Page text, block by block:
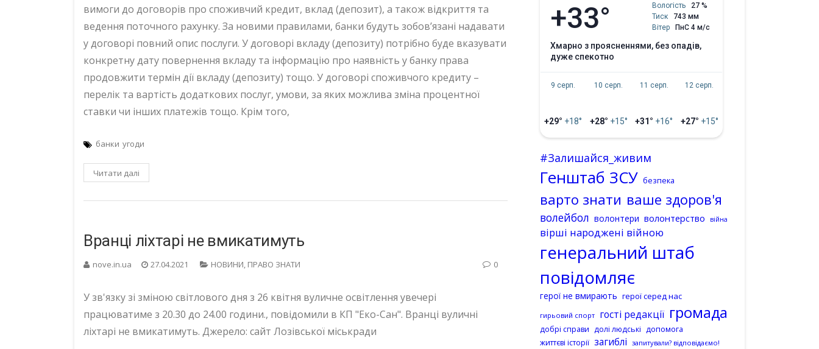
вимоги до договорів про споживчий кредит, вклад (депозит), а також відкриття та
ведення поточного рахунку. За новими правилами, банки будуть зобов’язані надавати
у договорі повний опис послуги. У договорі вкладу (депозиту) потрібно буде вказувати
конкретну дату повернення вкладу та інформацію про наявність у банку права
продовжити термін дії вкладу (депозиту) тощо. У договорі споживчого кредиту –
перелік та вартість додаткових послуг, умови, за яких можлива зміна процентної
ставки чи інших платежів тощо. Крім того,
банки угоди
Читати далі
Вранці ліхтарі не вмикатимуть
nove.in.ua 27.04.2021 НОВИНИ ПРАВО ЗНАТИ 0
У зв'язку зі зміною світлового дня з 26 квітня вуличне освітлення увечері
працюватиме з 20.30 до 24.00 години., повідомили в КП "Еко-Сан". Вранці вуличні
ліхтарі не вмикатимуть. Джерело: сайт Лозівської міськради
+33° Вологість
27 %
Тиск
743 мм
Вітер
ПнС 4 м/с
хмарно з проясненнями, без опадів,
дуже спекотно
9 серп.
+29° +18°
10 серп.
+28° +15°
11 серп.
+31° +16°
12 серп.
+27° +15°
#Залишайся_живим
Генштаб ЗСУ безпека
варто знати ваше здоров'я
волейбол волонтери волонтерство війна
вірші народжені війною
генеральний штаб
повідомляє
герої не вмирають герої серед нас
гирьовий спорт гості редакції громада
добрі справи долі людські допомога
життєві історії загиблі запитували? відповідаємо!